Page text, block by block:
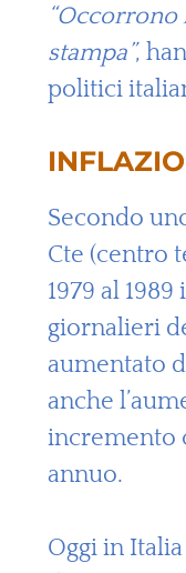
“Occorrono
stampa”,
politici
Secondo
Cte (centro
1979 al
giornalieri
aumentato
anche
incremento
annuo.
Oggi in